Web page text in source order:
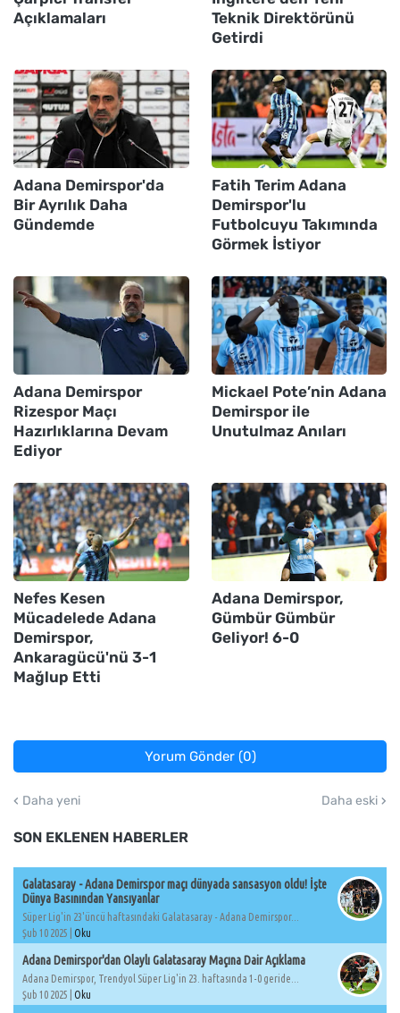
Açıklamaları
Teknik Direktörünü
Getirdi
Adana Demirspor'da
Bir Ayrılık Daha
Gündemde
Fatih Terim Adana
Demirspor'lu
Futbolcuyu Takımında
Görmek İstiyor
Adana Demirspor
Rizespor Maçı
Hazırlıklarına Devam
Ediyor
Mickael Pote’nin Adana
Demirspor ile
Unutulmaz Anıları
Nefes Kesen
Mücadelede Adana
Demirspor,
Ankaragücü'nü 3-1
Mağlup Etti
Adana Demirspor,
Gümbür Gümbür
Geliyor! 6-0
Yorum Gönder (0)
Daha yeni Daha eski
SON EKLENEN HABERLER
Galatasaray - Adana Demirspor maçı dünyada sansasyon oldu! İşte
Dünya Basınından Yansıyanlar
Süper Lig'in 23'üncü haftasındaki Galatasaray - Adana Demirspor...
Şub 10 2025 | Oku
Adana Demirspor'dan Olaylı Galatasaray Maçına Dair Açıklama
Adana Demirspor, Trendyol Süper Lig'in 23. haftasında 1-0 geride...
Şub 10 2025 | Oku